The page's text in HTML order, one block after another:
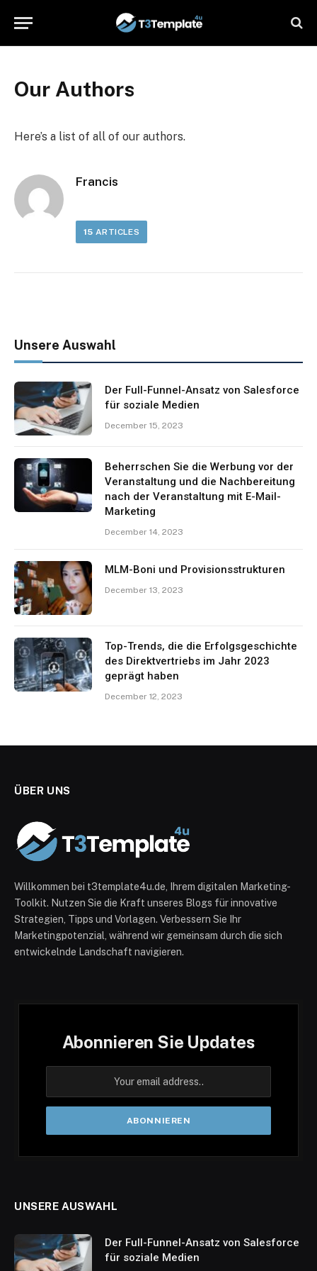
Our Authors
Here’s a list of all of our authors.
Francis
15 ARTICLES
Unsere Auswahl
Der Full-Funnel-Ansatz von Salesforce
für soziale Medien
December 15, 2023
Beherrschen Sie die Werbung vor der
Veranstaltung und die Nachbereitung
nach der Veranstaltung mit E-Mail-
Marketing
December 14, 2023
MLM-Boni und Provisionsstrukturen
December 13, 2023
Top-Trends, die die Erfolgsgeschichte
des Direktvertriebs im Jahr 2023
geprägt haben
December 12, 2023
ÜBER UNS
Willkommen bei t3template4u.de, Ihrem digitalen Marketing-
Toolkit. Nutzen Sie die Kraft unseres Blogs für innovative
Strategien, Tipps und Vorlagen. Verbessern Sie Ihr
Marketingpotenzial, während wir gemeinsam durch die sich
entwickelnde Landschaft navigieren.
Abonnieren Sie Updates
UNSERE AUSWAHL
Der Full-Funnel-Ansatz von Salesforce
für soziale Medien